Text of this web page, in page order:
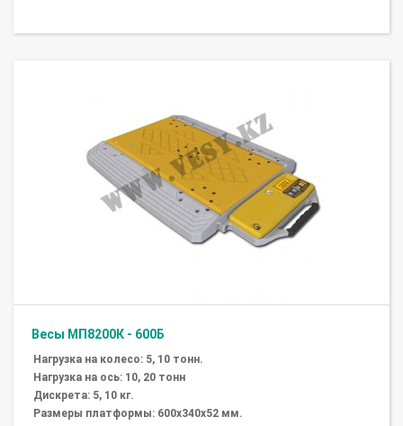
Весы МП8200К - 600Б
Нагрузка на колесо: 5, 10 тонн.
Нагрузка на ось: 10, 20 тонн
Дискрета: 5, 10 кг.
Размеры платформы: 600х340х52 мм.